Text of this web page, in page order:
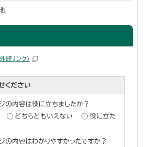
外部リンク）
ください
の内容は役に立ちましたか？
どちらともいえない
役に立た
の内容はわかりやすかったですか？